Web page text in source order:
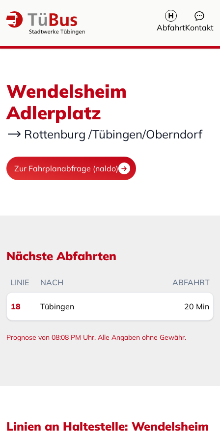
AbfahrtKontakt
Wendelsheim
Adlerplatz
Rottenburg /Tübingen/Oberndorf
Zur Fahrplanabfrage (naldo)
Nächste Abfahrten
LINIE NACH ABFAHRT
18 Tübingen 20 Min
Prognose von 08:08 PM Uhr. Alle Angaben ohne Gewähr.
Linien an Haltestelle: Wendelsheim